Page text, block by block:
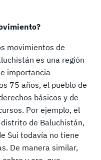
movimientos de
es una región
importancia
75 años, el pueblo de
básicos y de
Por ejemplo, el
de Baluchistán,
Sui todavía no tiene
De manera similar,